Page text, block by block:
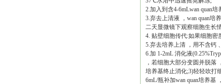
2.加入到含4-6mLwan quan培
3.弃去上清液 ， wan quan培
二天显微镜下观察细胞生长
4. 贴壁细胞传代:如果细胞密
5.弃去培养上清 ，用不含钙
6.加 1-2mL 消化液
，若细胞大部分变圆并脱落
培养基终止消化;3)轻轻吹打
6mL/瓶补加wan quan培养基